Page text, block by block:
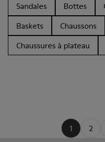
Sandales
Bottes
Baskets
Chaussons
Chaussures à plateau
1 2